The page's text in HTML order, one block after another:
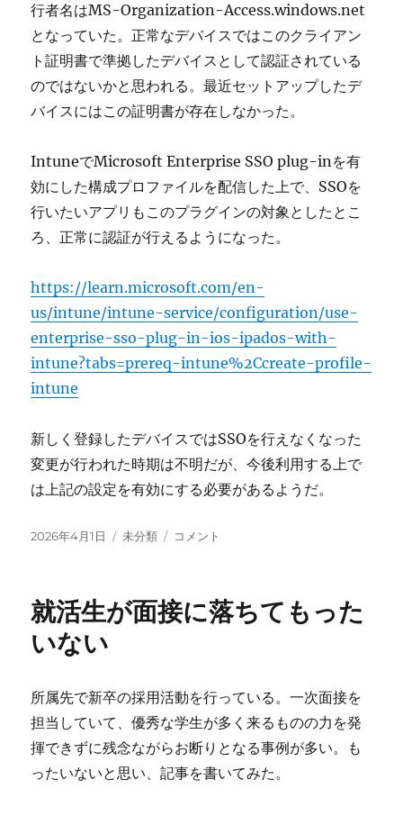
行者名はMS-Organization-Access.windows.net
となっていた。正常なデバイスではこのクライアン
ト証明書で準拠したデバイスとして認証されている
のではないかと思われる。最近セットアップしたデ
バイスにはこの証明書が存在しなかった。
IntuneでMicrosoft Enterprise SSO plug-inを有
効にした構成プロファイルを配信した上で、SSOを
行いたいアプリもこのプラグインの対象としたとこ
ろ、正常に認証が行えるようになった。
https://learn.microsoft.com/en-
us/intune/intune-service/configuration/use-
enterprise-sso-plug-in-ios-ipados-with-
intune?tabs=prereq-intune%2Ccreate-profile-
intune
新しく登録したデバイスではSSOを行えなくなった
変更が行われた時期は不明だが、今後利用する上で
は上記の設定を有効にする必要があるようだ。
投
2026年4月1日
カ
ー
未分類
最
録
端
末
で
件
コメント
就活生が面接に落ちてもった
いない
所属先で新卒の採用活動を行っている。一次面接を
担当していて、優秀な学生が多く来るものの力を発
揮できずに残念ながらお断りとなる事例が多い。も
ったいないと思い、記事を書いてみた。